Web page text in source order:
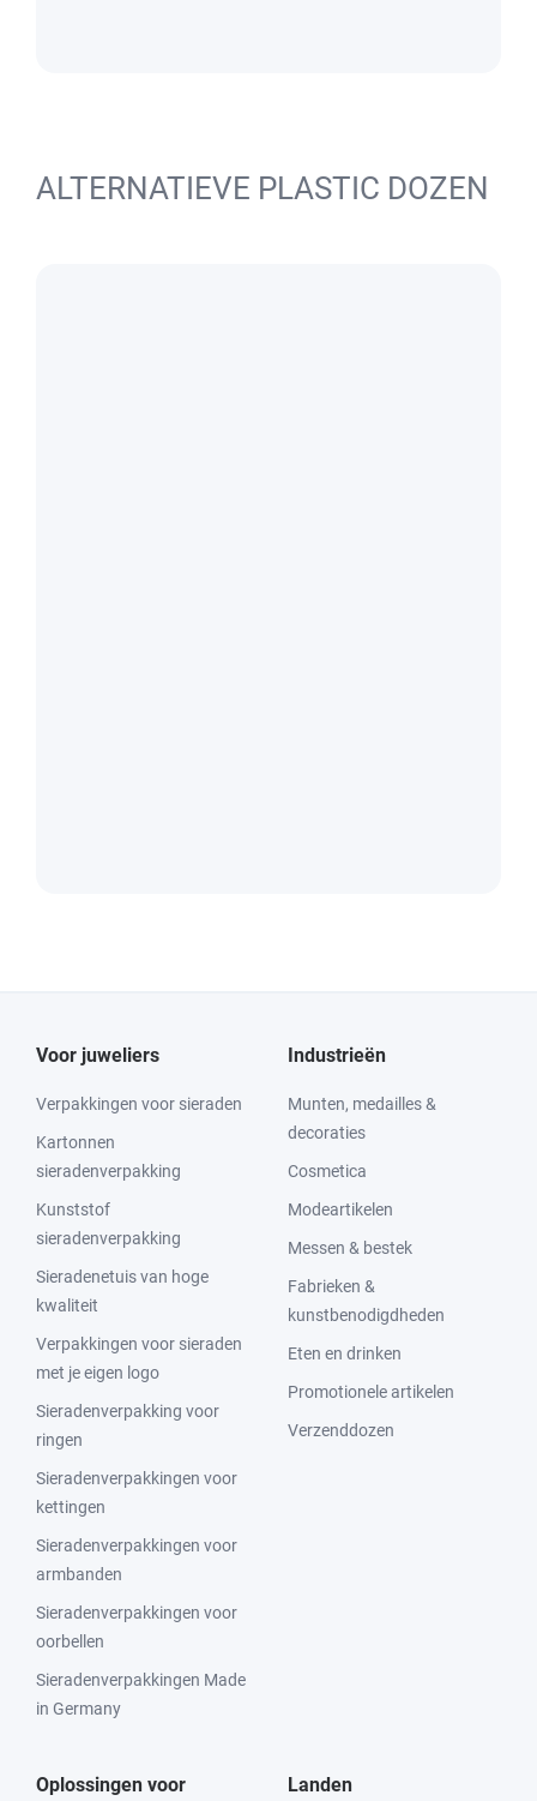
ALTERNATIEVE PLASTIC DOZEN
Voor juweliers
Verpakkingen voor sieraden
Kartonnen
sieradenverpakking
Kunststof
sieradenverpakking
Sieradenetuis van hoge
kwaliteit
Verpakkingen voor sieraden
met je eigen logo
Sieradenverpakking voor
ringen
Sieradenverpakkingen voor
kettingen
Sieradenverpakkingen voor
armbanden
Sieradenverpakkingen voor
oorbellen
Sieradenverpakkingen Made
in Germany
Industrieën
Munten, medailles &
decoraties
Cosmetica
Modeartikelen
Messen & bestek
Fabrieken &
kunstbenodigdheden
Eten en drinken
Promotionele artikelen
Verzenddozen
Oplossingen voor
Landen